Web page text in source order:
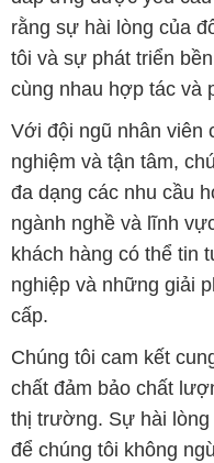
nghiệm và tận tâm,
đa dạng các nhu cầu
ngành nghề và lĩnh
khách hàng có thể tin
nghiệp và những giải
cấp.
Chúng tôi cam kết
chất đảm bảo chất
thị trường. Sự hài
để chúng tôi không
vụ và mở rộng danh
yêu cầu của khách
Để biết thêm thông tin
khách hàng có thể